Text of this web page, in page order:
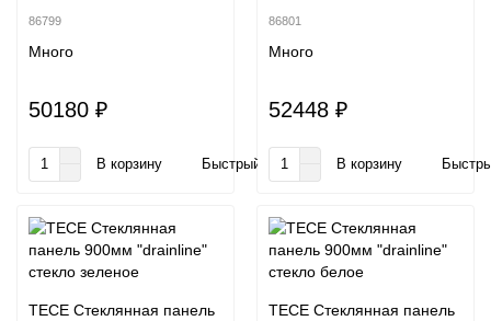
86799
Много
50180 ₽
В корзину Быстрый заказ
86801
Много
52448 ₽
В корзину
TECE Стеклянная панель
TECE Стеклянная панель